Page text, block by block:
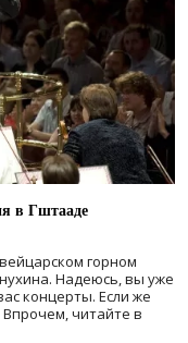
в Гштааде
горном
Надеюсь, вы уже
концерты. Если же
читайте в